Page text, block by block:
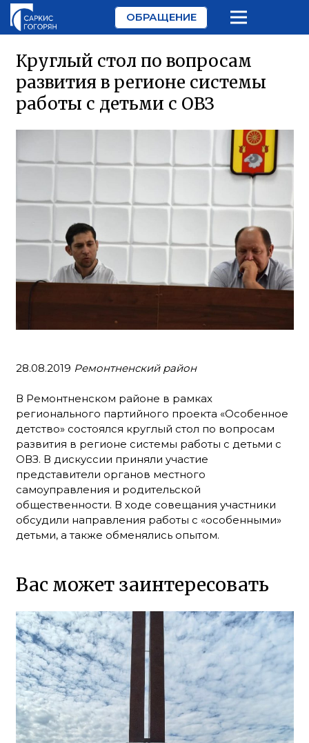
ОБРАЩЕНИЕ
Круглый стол по вопросам
развития в регионе системы
работы с детьми с ОВЗ
28.08.2019 Ремонтненский район
В Ремонтненском районе в рамках
регионального партийного проекта «Особенное
детство» состоялся круглый стол по вопросам
развития в регионе системы работы с детьми с
ОВЗ. В дискуссии приняли участие
представители органов местного
самоуправления и родительской
общественности. В ходе совещания участники
обсудили направления работы с «особенными»
детьми, а также обменялись опытом.
Вас может заинтересовать